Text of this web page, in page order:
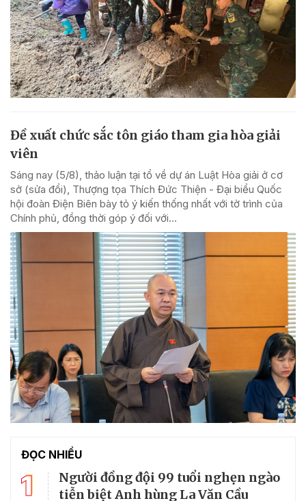
Đề xuất chức sắc tôn giáo tham gia hòa giải
viên
Sáng nay (5/8), thảo luận tại tổ về dự án Luật Hòa giải ở cơ
sở (sửa đổi), Thượng tọa Thích Đức Thiện - Đại biểu Quốc
hội đoàn Điện Biên bày tỏ ý kiến thống nhất với tờ trình của
Chính phủ, đồng thời góp ý đối với...
ĐỌC NHIỀU
1
Người đồng đội 99 tuổi nghẹn ngào
tiễn biệt Anh hùng La Văn Cầu